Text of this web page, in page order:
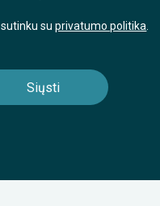
sutinku suprivatumo politika